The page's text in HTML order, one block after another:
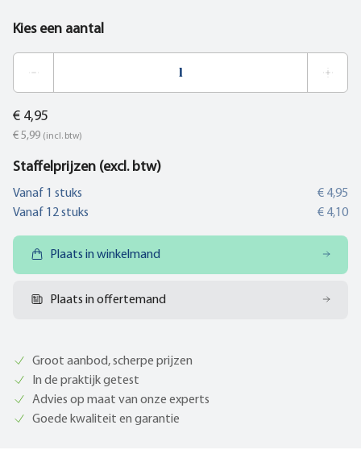
Kies een aantal
€ 4,95
€ 5,99 (incl. btw)
Staffelprijzen (excl. btw)
Vanaf 1 stuks
€ 4,95
Vanaf 12stuks € 4,10
Plaats in winkelmand
Plaats in offertemand
Groot aanbod, scherpe prijzen
In de praktijk getest
Advies op maat van onze experts
Goede kwaliteit en garantie